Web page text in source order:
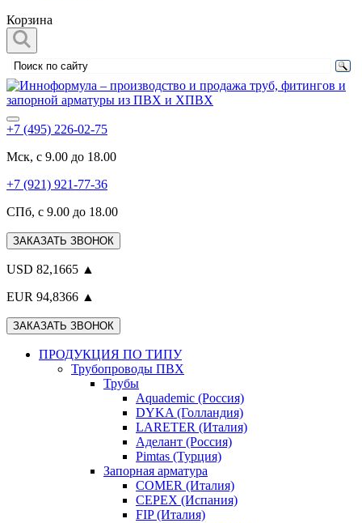
Корзина
+7 (495) 226-02-75
Мск, с 9.00 до 18.00
+7 (921) 921-77-36
СПб, с 9.00 до 18.00
ЗАКАЗАТЬ ЗВОНОК
USD 82,1665 ▲
EUR 94,8366 ▲
ЗАКАЗАТЬ ЗВОНОК
ПРОДУКЦИЯ ПО ТИПУ
Трубопроводы ПВХ
Трубы
Aquademic (Россия)
DYKA (Голландия)
LARETER (Италия)
Аделант (Россия)
Pimtas (Турция)
Запорная арматура
COMER (Италия)
CEPEX (Испания)
FIP (Италия)